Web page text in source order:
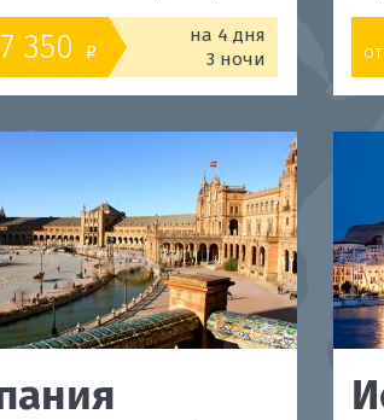
350 o
на 4 дня
3 ночи
от